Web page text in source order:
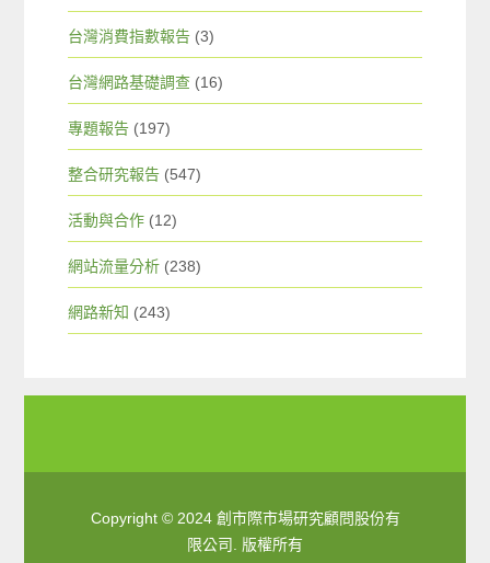
台灣消費指數報告 (3)
台灣網路基礎調查 (16)
專題報告 (197)
整合研究報告 (547)
活動與合作 (12)
網站流量分析 (238)
網路新知 (243)
Copyright © 2024 創市際市場研究顧問股份有
限公司. 版權所有